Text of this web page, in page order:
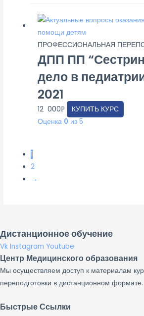
ПРОФЕССИОНАЛЬНАЯ
ДПП ПП
дело в
2021
12 000Р
КУПИТЬ КУРС
Оценка 0 из 5
1
2
→
Дистанционное обучение
Vk Instagram Youtube
Центр Медицинского образования
Мы осуществляем доступ к материалам
переподготовки в дистанционном формате.
Быстрые Ссылки